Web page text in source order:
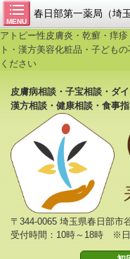
MENU
春日部第一薬局（埼
アトピー性皮膚炎・乾癬・痒
ト・漢方美容化粧品・子ども
ください
皮膚病相談・子宝相談・ダ
漢方相談・健康相談・食事
〒344-0065 埼玉県春日部市
受付時間：10時～18時 ※日